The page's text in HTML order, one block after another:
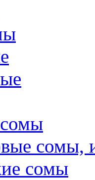
сомы,
сомы